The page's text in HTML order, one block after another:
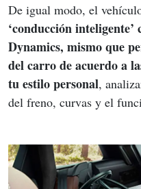
De igual modo, el
‘conducción
Dynamics, mismo que
del carro de acuerdo a
tu estilo personal,
del freno, curvas y el